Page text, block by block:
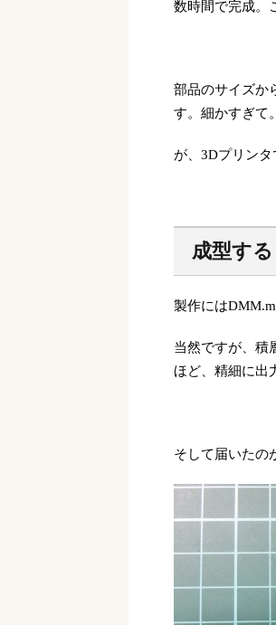
数時間で完成。
部品のサイズか
す。細かすぎて。
が、3Dプリン
成型する
製作には
当然ですが、積
ほど、精細に出
そして届いたの